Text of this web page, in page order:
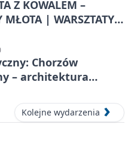
Z KOWALEM –
MŁOTA | WARSZTATY
Chorzów
– architektura
Kolejne wydarzenia